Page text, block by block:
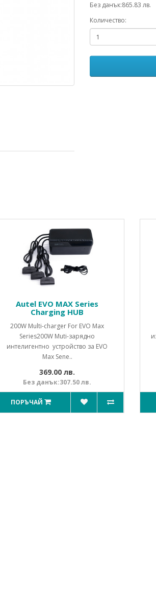
Без данък:865.83 лв.
Количество:
Autel EVO MAX Series
Charging HUB
200W Multi-charger For EVO Max
Series200W Muti-зарядно
интелигентно устройство за EVO
Max Sene..
369.00 лв.
Без данък:307.50 лв.
ПОРЪЧАЙ